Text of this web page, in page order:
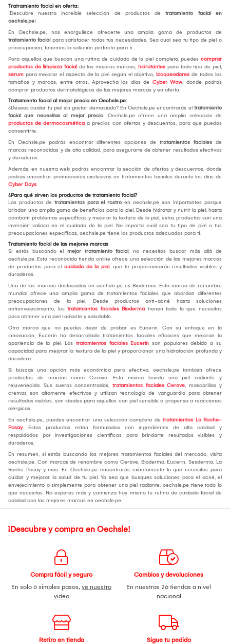
Tratramiento facial en oferta:
¡Descubre nuestra increíble selección de productos de tratamiento facial en
oechsle.pe!
En Oechsle.pe, nos enorgullece ofrecerte una amplia gama de productos de
tratamiento facial para satisfacer todas tus necesidades. Sea cual sea tu tipo de piel o
preocupación, tenemos la solución perfecta para ti.
Para aquellos que buscan una rutina de cuidado de la piel completa, puedes comprar
productos de limpieza facial de las mejores marcas, hidratantes para todo tipo de piel,
serum para mejorar el aspecto de la piel según el objetivo, bloqueadores de todos los
tamaños y marcas, entre otros. Aprovecha los días de Cyber Wow, donde podrás
comprar productos dermatológicos de las mejores marcas y en oferta.
Tratamiento facial al mejor precio en Oechsle.pe:
¿Deseas cuidar tu piel sin gastar demasiado? En Oechsle.pe encontrarás el tratamiento
facial que necesitas al mejor precio. Oechsle.pe ofrece una amplia selección de
productos de dermocosmética a precios con ofertas y descuentos, para que puedas
consentirte.
En Oechsle.pe podrás encontrar diferentes opciones de tratamientos faciales de
marcas reconocidas y de alta calidad, para asegurarte de obtener resultados efectivos
y duraderos.
Además, en nuestra web podrás encontrar la sección de ofertas y descuentos, donde
podrás encontrar promociones exclusivas en tratamientos faciales durante los días de
Cyber Days.
¿Para qué sirven los productos de tratamiento facial?
Los productos de tratamientos para el rostro en oechsle.pe son importantes porque
brindan una amplia gama de beneficios para la piel. Desde hidratar y nutrir la piel, hasta
combatir problemas específicos y mejorar la textura de la piel, estos productos son una
inversión valiosa en el cuidado de la piel. No importa cuál sea tu tipo de piel o tus
preocupaciones específicas, oechsle.pe tiene los productos adecuados para ti.
Tratamiento facial de las mejores marcas
Si estás buscando el mejor tratamiento facial, no necesitas buscar más allá de
oechsle.pe. Esta reconocida tienda online ofrece una selección de las mejores marcas
de productos para el cuidado de la piel, que te proporcionarán resultados visibles y
duraderos.
Una de las marcas destacadas en oechsle.pe es Bioderma. Esta marca de renombre
mundial ofrece una amplia gama de tratamientos faciales que abordan diferentes
preocupaciones de la piel. Desde productos anti-acné hasta soluciones
antienvejecimiento, los tratamientos faciales Bioderma tienen todo lo que necesitas
para obtener una piel radiante y saludable.
Otra marca que no puedes dejar de probar es Eucerin. Con su enfoque en la
innovación, Eucerin ha desarrollado tratamientos faciales eficaces que mejoran la
apariencia de la piel. Los tratamientos faciales Eucerin son populares debido a su
capacidad para mejorar la textura de la piel y proporcionar una hidratación profunda y
duradera.
Si buscas una opción más económica pero efectiva, oechsle.pe también ofrece
productos de marcas como Cerave. Esta marca brinda una piel radiante y
rejuvenecida. Sus sueros concentrados, tratamientos faciales Cerave, mascarillas y
cremas son altamente efectivos y utilizan tecnología de vanguardia para obtener
resultados visibles. son ideales para aquellos con piel sensible o propensa a reacciones
alérgicas.
En oechsle.pe, puedes encontrar una selección completa de tratamientos La Roche-
Posay. Estos productos están formulados con ingredientes de alta calidad y
respaldados por investigaciones científicas para brindarte resultados visibles y
duraderos.
En resumen, si estás buscando los mejores tratamientos faciales del mercado, visita
oechsle.pe. Con marcas de renombre como Cerave, Bioderma, Eucerin, Sesderma, La
Roche Posay y más. En Oechsle.pe encontrarás exactamente lo que necesitas para
cuidar y mejorar la salud de tu piel. Ya sea que busques soluciones para el acné, el
envejecimiento o simplemente para obtener una piel radiante, oechsle.pe tiene todo lo
que necesitas. No esperes más y comienza hoy mismo tu rutina de cuidado facial de
calidad con las mejores marcas en oechsle.pe.
¡Descubre y compra en Oechsle!
Compra fácil y seguro
En solo 6 simples pasos, ve nuestro
video
Cambios y devoluciones
En nuestras 26 tiendas a nivel
nacional
Retiro en tienda
Sigue tu pedido